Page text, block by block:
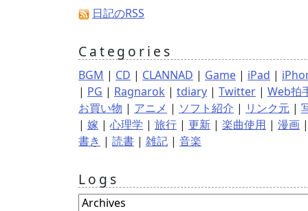
日記のRSS
Categories
BGM | CD | CLANNAD | Game | iPad |
| PG | Ragnarok | tdiary | Twitter | Web拍
お買い物 | アニメ | ソフト紹介 | リンク元 |
| 嫁 | 心理学 | 旅行 | 更新 | 楽曲使用 | 漫画 |
書き | 読書 | 雑記 | 音楽
Logs